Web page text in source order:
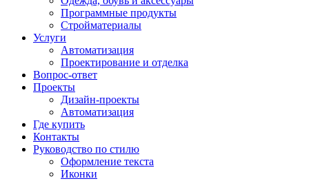
Программные продукты
Стройматериалы
Услуги
Автоматизация
Проектирование и отделка
Вопрос-ответ
Проекты
Дизайн-проекты
Автоматизация
Где купить
Контакты
Руководство по стилю
Оформление текста
Иконки